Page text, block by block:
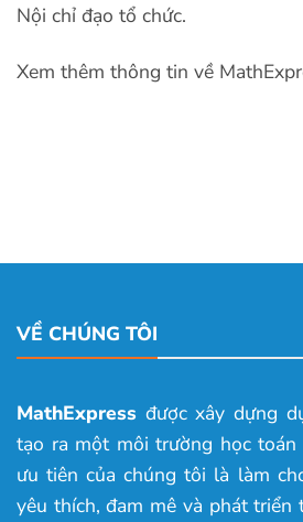
Nội chỉ đạo tổ chức.
Xem thêm thông tin về
VỀ CHÚNG TÔI
MathExpress được xây dựng
tạo ra một môi trường học toán
ưu tiên của chúng tôi là làm
yêu thích, đam mê và phát